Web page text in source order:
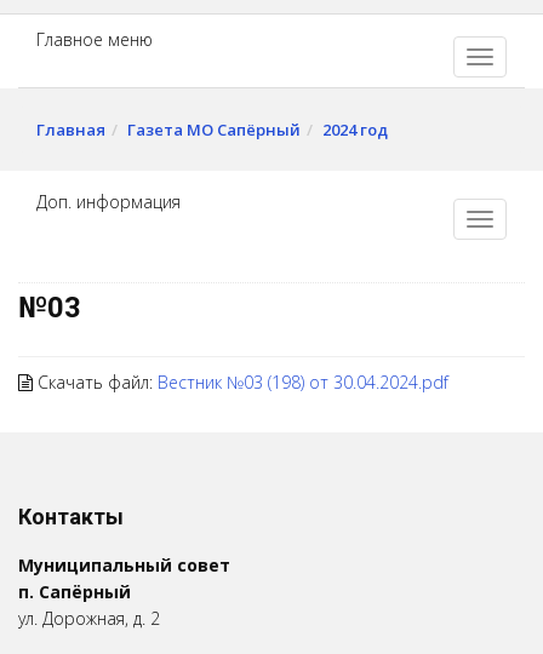
Главное меню
Главная Газета МО Сапёрный 2024 год
Доп. информация
№03
Скачать файл: Вестник №03 (198) от 30.04.2024.pdf
Контакты
Муниципальный совет
п. Сапёрный
ул. Дорожная, д. 2